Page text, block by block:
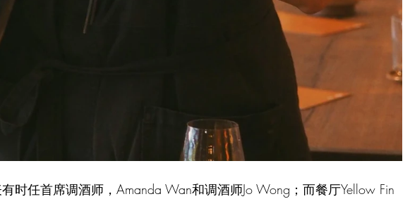
时任首席调酒师，Amanda Wan和调酒师Jo Wong；而餐厅Yellow Fin